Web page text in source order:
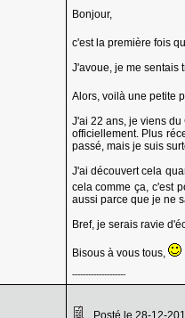
Bonjour,
c'est la première fois
J'avoue, je me sentais
Alors, voilà une petite
J'ai 22 ans, je viens
officiellement. Plus
passé, mais je suis
J'ai découvert cela
cela comme ça, c'est
aussi parce que je ne
Bref, je serais ravie
Bisous à vous tous,
--------------------
Posté le 28-12-